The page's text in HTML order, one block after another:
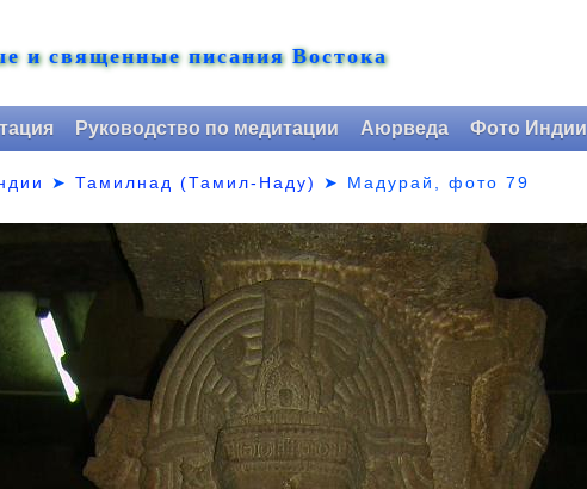
и священные писания Востока
Руководство по медитации Аюрведа Фото Индии
➤Тамилнад (Тамил-Наду) ➤ Мадурай, фото 79